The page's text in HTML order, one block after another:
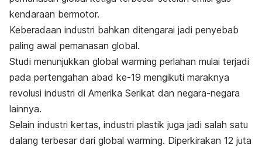
kendaraan bermotor.
Keberadaan industri bahkan ditengarai jadi penyebab
paling awal pemanasan global.
Studi menunjukkan global warming perlahan mulai terjadi
pada pertengahan abad ke-19 mengikuti maraknya
revolusi industri di Amerika Serikat dan negara-negara
lainnya.
Selain industri kertas, industri plastik juga jadi salah satu
dalang terbesar dari global warming. Diperkirakan 12 juta